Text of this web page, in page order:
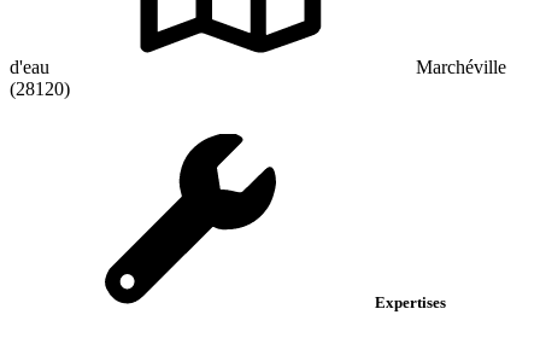
d'eau
Marchéville
(28120)
Expertises